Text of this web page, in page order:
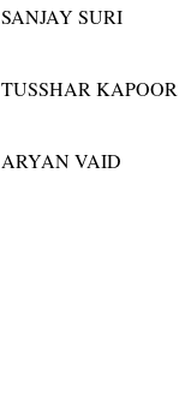
SANJAY SURI
TUSSHAR KAPOOR
ARYAN VAID